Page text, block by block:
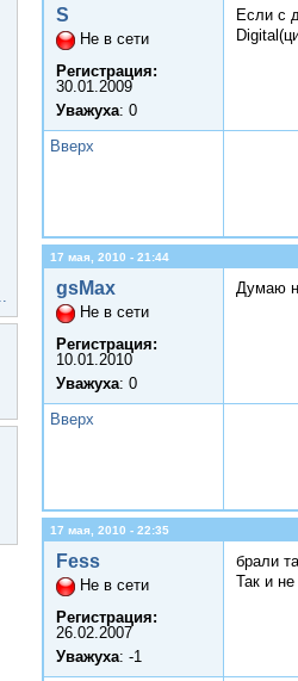
S
Не в сети
Регистрация:
30.01.2009
Уважуха: 0
Если с
Вверх
17 мая, 2010 - 21:44
gsMax
Не в сети
Регистрация:
10.01.2010
Уважуха: 0
Думаю
Вверх
17 мая, 2010 - 22:35
Fess
Не в сети
Регистрация:
26.02.2007
Уважуха: -1
брали
Так и